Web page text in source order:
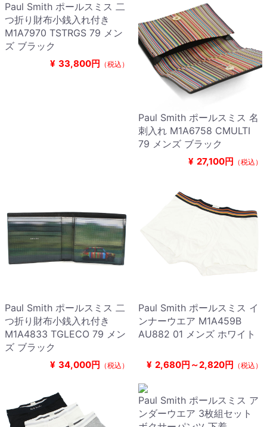
Paul Smith ポールスミス 二
つ折り財布小銭入れ付き
M1A7970 TSTRGS 79 メン
ズ ブラック
¥ 33,800円 （税込）
Paul Smith ポールスミス 名
刺入れ M1A6758 CMULTI
79 メンズ ブラック
¥ 27,100円 （税込）
Paul Smith ポールスミス 二
つ折り財布小銭入れ付き
M1A4833 TGLECO 79 メン
ズ ブラック
¥ 34,000円 （税込）
Paul Smith ポールスミス イ
ンナーウエア M1A459B
AU882 01 メンズ ホワイト
¥ 2,680円～2,820円 （税込）
Paul Smith ポールスミス ア
ンダーウエア 3枚組セット